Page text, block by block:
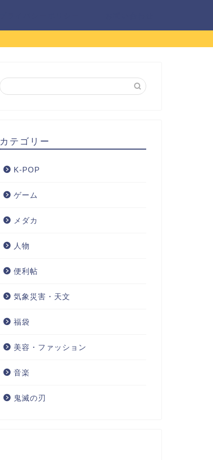
カテゴリー
K-POP
ゲーム
メダカ
人物
便利帖
気象災害・天文
福袋
美容・ファッション
音楽
鬼滅の刃